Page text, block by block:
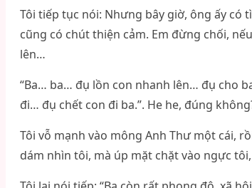
Tôi tiếp tục nói: Nhưng bây giờ, ông ấy có
cũng có chút thiện cảm. Em đừng chối,
lên…
“Ba… ba… đụ lồn con nhanh lên… đụ cho
đi… đụ chết con đi ba.”. He he, đúng
Tôi vỗ mạnh vào mông Anh Thư một cái,
dám nhìn tôi, mà úp mặt chặt vào ngực